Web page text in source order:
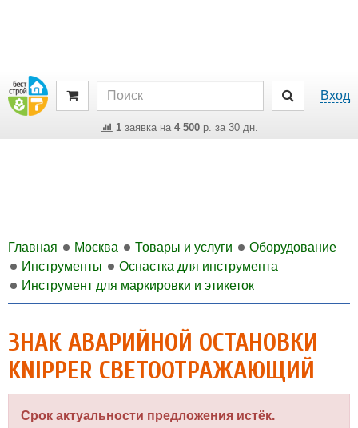
Вход
1заявка на 4 500р. за 30 дн.
Главная Москва Товары и услуги
Оборудование
Инструменты
Оснастка для инструмента
Инструмент для маркировки и этикеток
ЗНАК АВАРИЙНОЙ ОСТАНОВКИ
KNIPPER СВЕТООТРАЖАЮЩИЙ
Срок актуальности предложения истёк.